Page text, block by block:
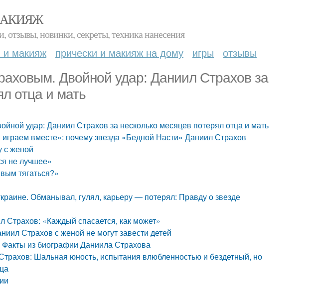
новинки, секреты, техника нанесения
и макияж прически и макияж на дому игры отзывы
Двойной удар: Даниил Страхов за
отца и мать
удар: Даниил Страхов за несколько месяцев потерял отца и мать
вместе»: почему звезда «Бедной Насти» Даниил Страхов
с женой
не лучшее»
тягаться?»
Обманывал, гулял, карьеру — потерял: Правду о звезде
«Каждый спасается, как может»
Страхов с женой не могут завести детей
из биографии Даниила Страхова
Шальная юность, испытания влюбленностью и бездетный, но